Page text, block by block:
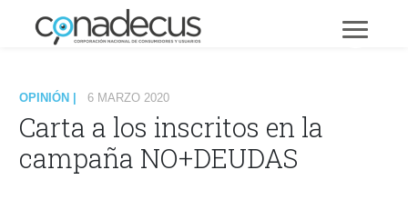
OPINIÓN | 6 MARZO 2020
Carta a los inscritos en la
campaña NO+DEUDAS